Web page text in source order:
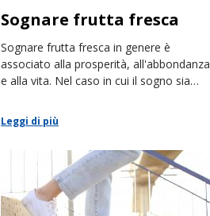
Sognare frutta fresca
Sognare frutta fresca in genere è
associato alla prosperità, all'abbondanza
e alla vita. Nel caso in cui il sogno sia
Leggi di più